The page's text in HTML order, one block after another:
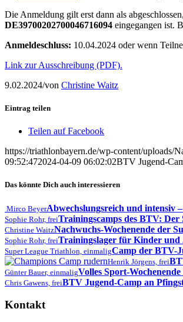
Die Anmeldung gilt erst dann als
DE39700202700046716094 eingegangen ist.
Anmeldeschluss: 10.04.2024 oder wenn
Link zur Ausschreibung (PDF).
9.02.2024/von Christine Waitz
Eintrag teilen
Teilen auf Facebook
https://triathlonbayern.de/wp-content/uploads/
09:52:472024-04-09 06:02:02BTV Jugend-
Das könnte Dich auch interessieren
Mirco BeyerAbwechslungsreich und intensiv
Sophie Rohr, freiTrainingscamps des BTV:
Christine WaitzNachwuchs-Wochenende der
Sophie Rohr, freiTrainingslager für Kinder und
Super League Triathlon, einmaligCamp der BTV-
Henrik Jörgens, frei
Günter Bauer, einmaligVolles Sport-
Chris Gawens, freiBTV Jugend-Camp an
Kontakt